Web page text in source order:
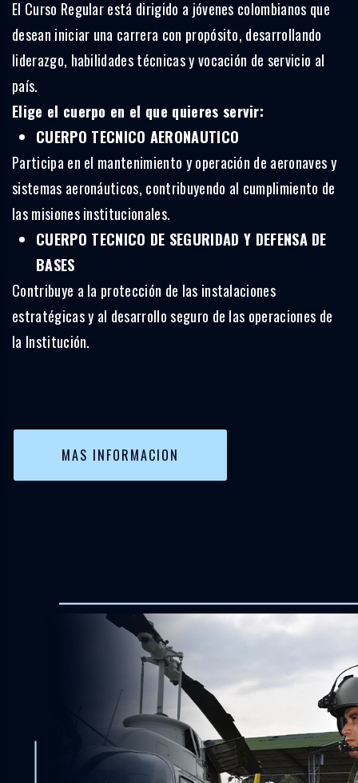
El Curso Regular está dirigido a jóvenes colombianos que
desean iniciar una carrera con propósito, desarrollando
liderazgo, habilidades técnicas y vocación de servicio al
país.
Elige el cuerpo en el que quieres servir:
CUERPO TECNICO AERONAUTICO
Participa en el mantenimiento y operación de aeronaves y
sistemas aeronáuticos, contribuyendo al cumplimiento de
las misiones institucionales.
CUERPO TECNICO DE SEGURIDAD Y DEFENSA DE
BASES
Contribuye a la protección de las instalaciones
estratégicas y al desarrollo seguro de las operaciones de
la Institución.
MAS INFORMACION